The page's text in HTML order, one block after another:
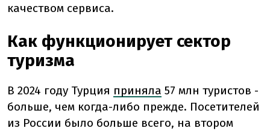
качеством сервиса.
Как функционирует сектор
туризма
В 2024 году Турция приняла 57 млн туристов -
больше, чем когда-либо прежде. Посетителей
из России было больше всего, на втором